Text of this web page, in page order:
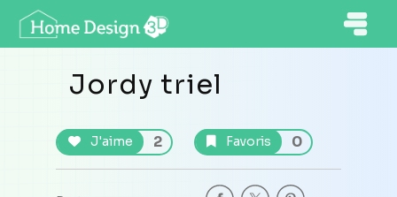
Jordy triel
J'aime 2 Favoris 0